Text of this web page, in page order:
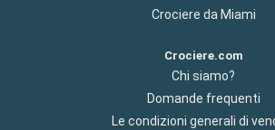
Crociere da Miami
Crociere.com
Chi siamo?
Domande frequenti
Le condizioni generali di